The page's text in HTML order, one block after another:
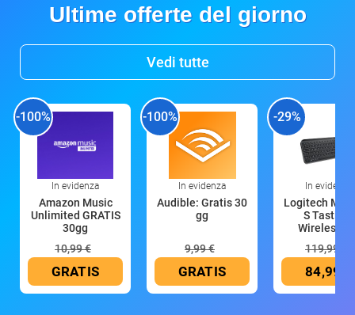
Ultime offerte del giorno
Vedi tutte
-100%
In evidenza
Amazon Music
Unlimited GRATIS
30gg
10,99 €
GRATIS
-100%
In evidenza
Audible: Gratis 30
gg
9,99 €
GRATIS
-29%
In evidenza
Logitech MX
S Tastiera
Wireless
119,99 €
84,99 €